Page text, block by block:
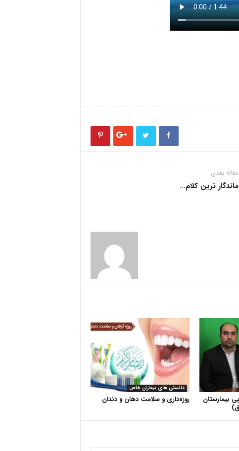
مقاله بعدی
ماندگار ترین کلام…
دانستی های بیماران خاص
روزه‌داری و سلامت دهان و دندان
بیمارستان